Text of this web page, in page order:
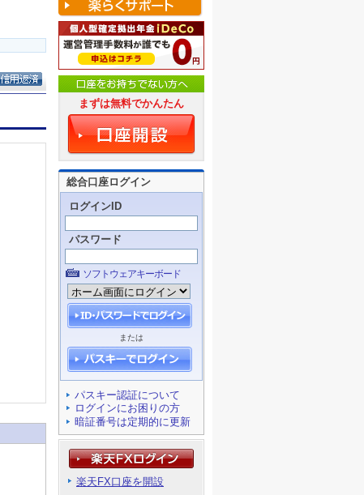
まずは無料でかんたん
総合口座ログイン
ログインID
パスワード
ソフトウェアキーボード
または
パスキー認証について
ログインにお困りの方
暗証番号は定期的に更新
楽天FX口座を開設